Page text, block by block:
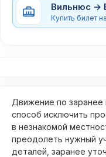
Вильнюс →
Купить билет
Движение по
способ исключить
в незнакомой
преодолеть нужный
деталей, заранее